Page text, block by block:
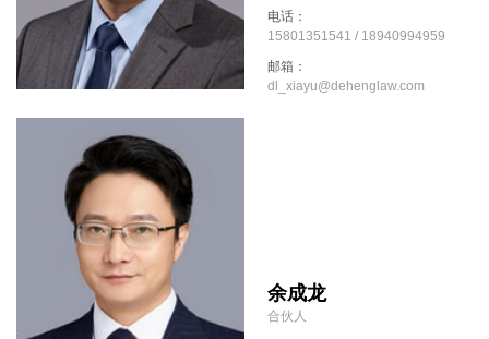
电话：
15801351541 / 18940994959
邮箱：
dl_xiayu@dehenglaw.com
余成龙
合伙人